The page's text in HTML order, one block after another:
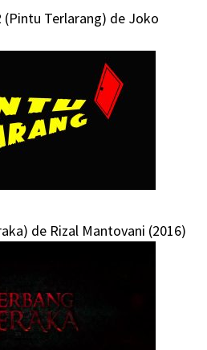
(Pintu Terlarang) de Joko
de Rizal Mantovani (2016)